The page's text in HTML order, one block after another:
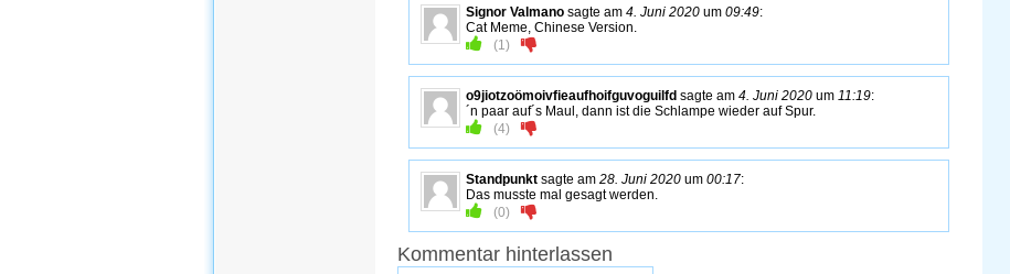
Signor Valmano sagte am 4. Juni 2020 um 09:49:
Cat Meme, Chinese Version.
(1 )
o9jiotzoömoivfieaufhoifguvoguilfd sagte am 4. Juni 2020 um 11:19:
´n paar auf´s Maul, dann ist die Schlampe wieder auf Spur.
(4)
Standpunkt sagte am 28. Juni 2020 um 00:17:
Das musste mal gesagt werden.
(0)
Kommentar hinterlassen